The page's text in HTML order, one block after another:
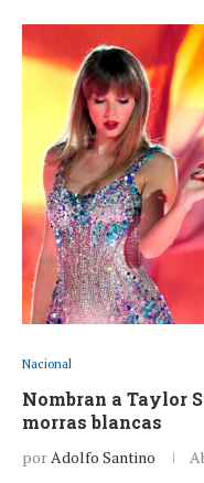
Nacional
Nombran a Taylor
morras blancas
porAdolfo Santino